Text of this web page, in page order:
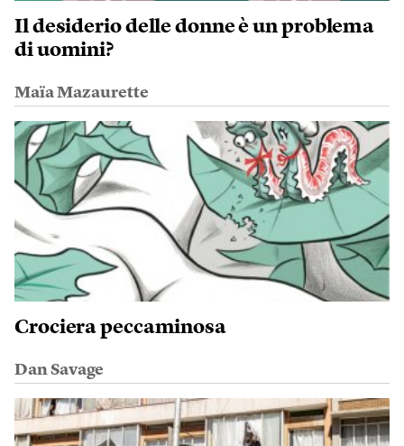
Il desiderio delle donne è un problema
di uomini?
Maïa Mazaurette
Crociera peccaminosa
Dan Savage